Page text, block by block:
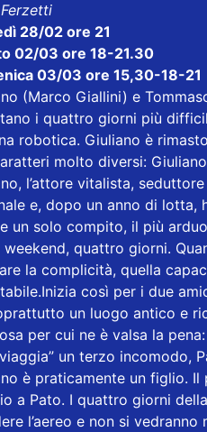
28/02 ore 21
02/03 ore 18-21.30
03/03 ore 15,30-18-21
(Marco Giallini) e
i quattro giorni più
robotica. Giuliano è
molto diversi:
l’attore vitalista,
e, dopo un anno di lotta,
un solo compito, il più
weekend, quattro giorni.
la complicità, quella
così per i due
un luogo antico e
per cui ne è valsa la
un terzo incomodo,
è praticamente un figlio.
a Pato. I quattro giorni
l’aereo e non si